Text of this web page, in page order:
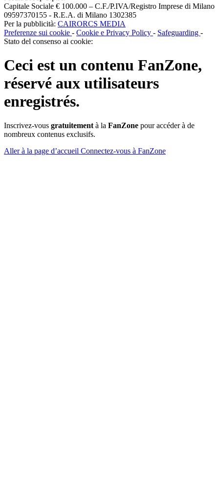
Capitale Sociale € 100.000 – C.F./P.IVA/Registro Imprese di Milano
09597370155 - R.E.A. di Milano 1302385
Per la pubblicità: CAIRORCS MEDIA
Preferenze sui cookie - Cookie e Privacy Policy - Safeguarding -
Stato del consenso ai cookie:
Ceci est un contenu FanZone,
réservé aux utilisateurs
enregistrés.
Inscrivez-vous gratuitement à la FanZone pour accéder à de
nombreux contenus exclusifs.
Aller à la page d’accueil Connectez-vous à FanZone